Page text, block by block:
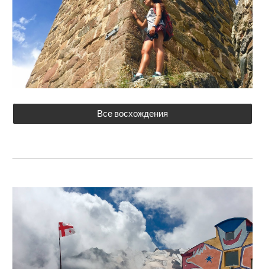
Все восхождения